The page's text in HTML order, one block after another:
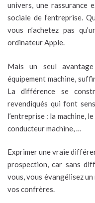
univers, une rassurance
sociale de l’entreprise.
vous n’achetez pas
ordinateur Apple.
Mais un seul
équipement machine,
La différence se
revendiqués qui font
l’entreprise : la machine,
conducteur machine, …
Exprimer une vraie
prospection, car sans
vous, vous évangélisez
vos confrères.